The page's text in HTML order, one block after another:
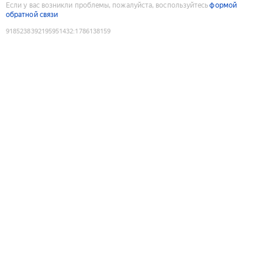
Если у вас возникли проблемы, пожалуйста, воспользуйтесьформой
обратной связи
9185238392195951432:1786138159